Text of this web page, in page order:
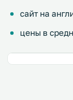
сайт на
цены в